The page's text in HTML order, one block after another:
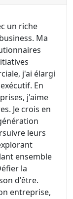
un riche
Ma
j'ai élargi
En
j'aime
Je crois en
leurs
ensemble
la
d'être.
entreprise,